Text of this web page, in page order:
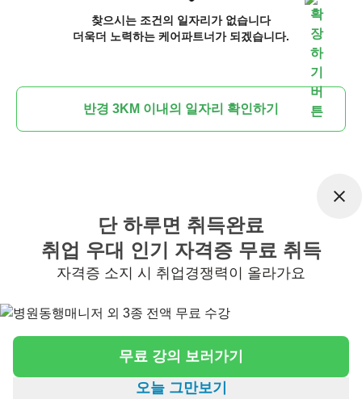
찾으시는 조건의 일자리가 없습니다
더욱더 노력하는 케어파트너가 되겠습니다.
반경 3KM 이내의 일자리 확인하기
단 하루면 취득완료
취업 우대 인기 자격증 무료 취득
자격증 소지 시 취업경쟁력이 올라가요
무료 강의 보러가기
오늘 그만보기